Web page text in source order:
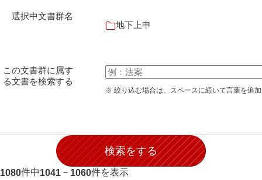
選択中文書群名
地下上申
この文書群に属す
る文書を検索する
※ 絞り込む場合は、スペースに続いて言葉を追
1080件中1041 － 1060件を表示